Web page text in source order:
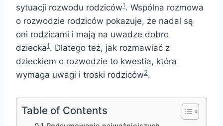
sytuacji rozwodu rodziców1. Wspólna rozmowa
o rozwodzie rodziców pokazuje, że nadal są
oni rodzicami i mają na uwadze dobro
dziecka1. Dlatego też, jak rozmawiać z
dzieckiem o rozwodzie to kwestia, która
wymaga uwagi i troski rodziców2.
Table of Contents